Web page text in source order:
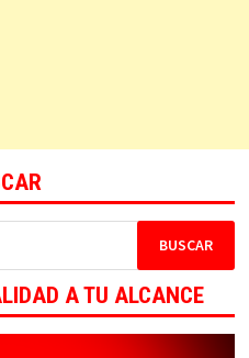
A TU ALCANCE